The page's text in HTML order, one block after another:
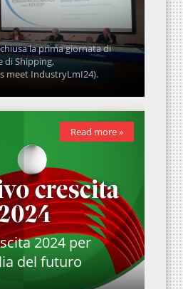
la prima giornata di
di Shipping,
meet IndustryLmI24).
2024 per
del futuro
Read more »